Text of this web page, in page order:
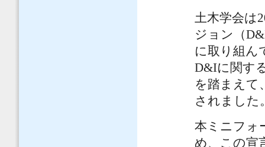
土木学会は
ジョン（
に取り組ん
D&Iに関す
を踏まえて
されました
本ミニフォ
め、この宣